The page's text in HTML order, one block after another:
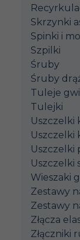
Skrzynki
Spinki i
Szpilki
Śruby
Śruby
Tuleje
Tulejki
Uszczelki
Uszczelki
Uszczelki
Uszczelki
Wieszaki
Zestawy
Zestawy
Złącza
Złączniki